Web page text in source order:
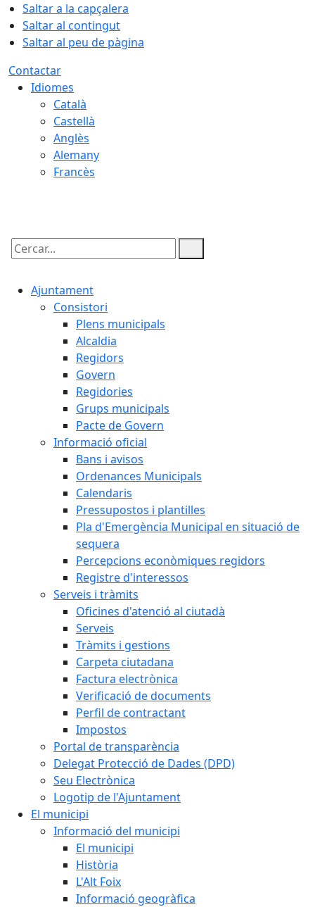
Saltar a la capçalera
Saltar al contingut
Saltar al peu de pàgina
Contactar
Idiomes
Català
Castellà
Anglès
Alemany
Francès
Cercar:
Ajuntament
Consistori
Plens municipals
Alcaldia
Regidors
Govern
Regidories
Grups municipals
Pacte de Govern
Informació oficial
Bans i avisos
Ordenances Municipals
Calendaris
Pressupostos i plantilles
Pla d'Emergència Municipal en situació de
sequera
Percepcions econòmiques regidors
Registre d'interessos
Serveis i tràmits
Oficines d'atenció al ciutadà
Serveis
Tràmits i gestions
Carpeta ciutadana
Factura electrònica
Verificació de documents
Perfil de contractant
Impostos
Portal de transparència
Delegat Protecció de Dades (DPD)
Seu Electrònica
Logotip de l'Ajuntament
El municipi
Informació del municipi
El municipi
Història
L'Alt Foix
Informació geogràfica